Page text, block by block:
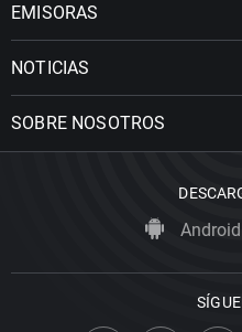
EMISORAS
NOTICIAS
SOBRE NOSOTROS
Android